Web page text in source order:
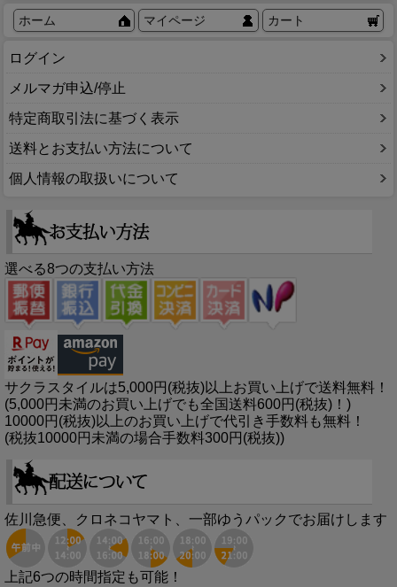
ホーム マイページ カート
ログイン
メルマガ申込/停止
特定商取引法に基づく表示
送料とお支払い方法について
個人情報の取扱いについて
選べる8つの支払い方法
サクラスタイルは5,000円(税抜)以上お買い上げで送料無料！
(5,000円未満のお買い上げでも全国送料600円(税抜)！)
10000円(税抜)以上のお買い上げで代引き手数料も無料！
(税抜10000円未満の場合手数料300円(税抜))
佐川急便、クロネコヤマト、一部ゆうパックでお届けします
上記6つの時間指定も可能！